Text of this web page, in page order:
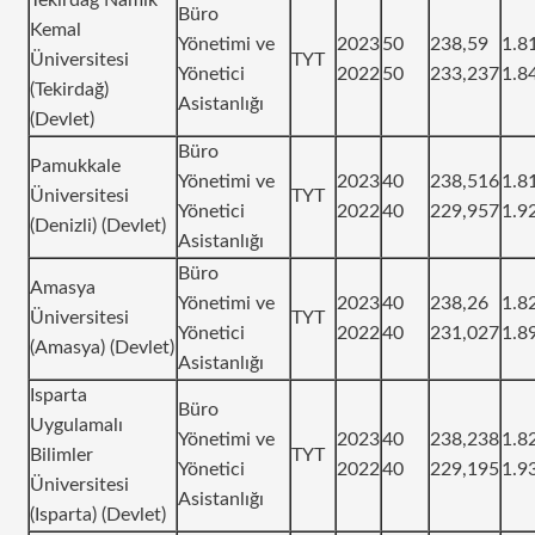
Kemal
Üniversitesi
(Tekirdağ)
(Devlet)
Büro
Yönetimi ve
Yönetici
Asistanlığı
TYT
2023
2022
50
50
238,59
233,237
Pamukkale
Üniversitesi
(Denizli) (Devlet)
Büro
Yönetimi ve
Yönetici
Asistanlığı
TYT
2023
2022
40
40
238,516
229,957
Amasya
Üniversitesi
(Amasya) (Devlet)
Büro
Yönetimi ve
Yönetici
Asistanlığı
TYT
2023
2022
40
40
238,26
231,027
Isparta
Uygulamalı
Bilimler
Üniversitesi
(Isparta) (Devlet)
Büro
Yönetimi ve
Yönetici
Asistanlığı
TYT
2023
2022
40
40
238,238
229,195